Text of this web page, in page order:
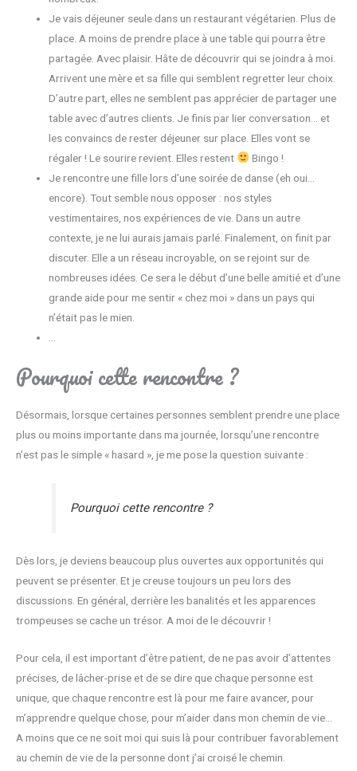
Je vais déjeuner seule dans un restaurant végétarien. Plus de
place. A moins de prendre place à une table qui pourra être
partagée. Avec plaisir. Hâte de découvrir qui se joindra à moi.
Arrivent une mère et sa fille qui semblent regretter leur choix.
D’autre part, elles ne semblent pas apprécier de partager une
table avec d’autres clients. Je finis par lier conversation… et
les convaincs de rester déjeuner sur place. Elles vont se
régaler ! Le sourire revient. Elles restent
Bingo !
Je rencontre une fille lors d’une soirée de danse (eh oui…
encore). Tout semble nous opposer : nos styles
vestimentaires, nos expériences de vie. Dans un autre
contexte, je ne lui aurais jamais parlé. Finalement, on finit par
discuter. Elle a un réseau incroyable, on se rejoint sur de
nombreuses idées. Ce sera le début d’une belle amitié et d’une
grande aide pour me sentir « chez moi » dans un pays qui
n’était pas le mien.
Pourquoi cette rencontre ?
Désormais, lorsque certaines personnes semblent prendre une place
plus ou moins importante dans ma journée, lorsqu’une rencontre
n’est pas le simple « hasard », je me pose la question suivante :
Pourquoi cette rencontre ?
Dès lors, je deviens beaucoup plus ouvertes aux opportunités qui
peuvent se présenter. Et je creuse toujours un peu lors des
discussions. En général, derrière les banalités et les apparences
trompeuses se cache un trésor. A moi de le découvrir !
Pour cela, il est important d’être patient, de ne pas avoir d’attentes
précises, de lâcher-prise et de se dire que chaque personne est
unique, que chaque rencontre est là pour me faire avancer, pour
m’apprendre quelque chose, pour m’aider dans mon chemin de vie…
A moins que ce ne soit moi qui suis là pour contribuer favorablement
au chemin de vie de la personne dont j’ai croisé le chemin.